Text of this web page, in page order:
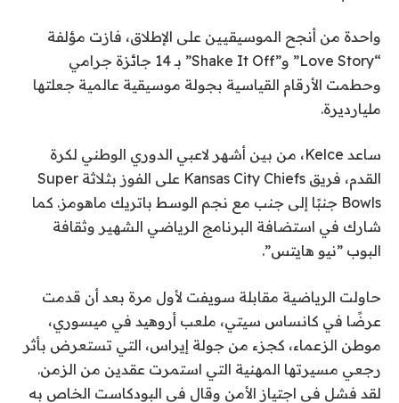
واحدة من أنجح الموسيقيين على الإطلاق، فازت مؤلفة
“Love Story” و”Shake It Off” بـ 14 جائزة جرامي
وحطمت الأرقام القياسية بجولة موسيقية عالمية جعلتها
مليارديرة.
ساعد Kelce، من بين أشهر لاعبي الدوري الوطني لكرة
القدم، فريق Kansas City Chiefs على الفوز بثلاثة Super
Bowls جنبًا إلى جنب مع نجم الوسط باتريك ماهومز. كما
شارك في استضافة البرنامج الرياضي الشهير وثقافة
البوب ​​”نيو هايتس”.
حاولت الرياضية مقابلة سويفت لأول مرة بعد أن قدمت
عرضًا في كانساس سيتي، ملعب أروهيد في ميسوري،
موطن الزعماء، كجزء من جولة إيراس، التي تستعرض بأثر
رجعي مسيرتها المهنية التي استمرت عقدين من الزمن.
لقد فشل في اجتياز الأمن وقال في البودكاست الخاص به